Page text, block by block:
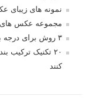
نمونه های زیبای
مجموعه عکس های
۳ روش برای درجه بندی و تنظیم دقیق رنگ در فتوشاپ
۲۰ تکنیک
کنند